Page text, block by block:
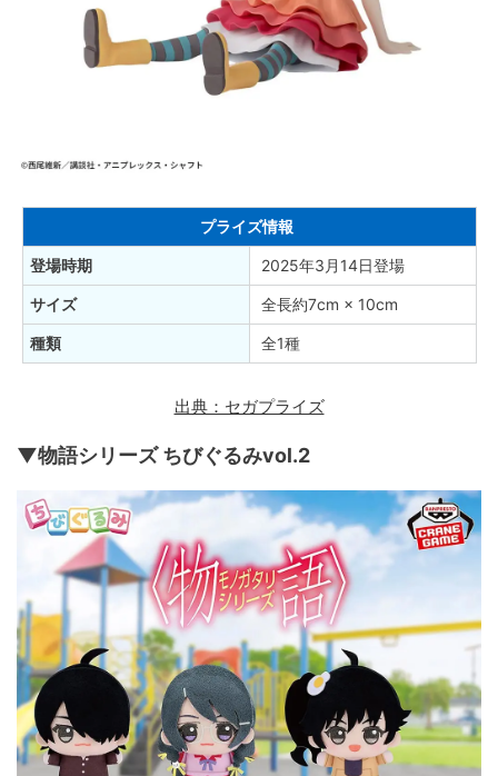
プライズ情報
登場時期 2025年3月14日登場
サイズ 全長約7cm × 10cm
種類 全1種
出典：セガプライズ
▼物語シリーズ ちびぐるみvol.2